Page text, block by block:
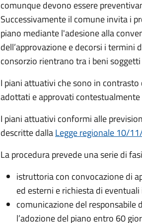
comunque devono essere
Successivamente il comune invita i
piano mediante l'adesione alla
dell’approvazione e decorsi i termini
consorzio rientrano tra i beni
I piani attuativi che sono in
adottati e approvati
I piani attuativi conformi alle
descritte dallaLegge regionale 10/
La procedura prevede una serie di
istruttoria con convocazione di
ed esterni e richiesta di
comunicazione del
l’adozione del piano entro 60